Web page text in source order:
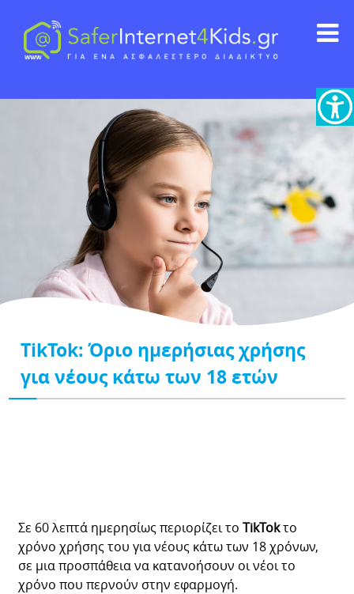
TikTok: Όριο ημερήσιας χρήσης
για νέους κάτω των 18 ετών
Σε 60 λεπτά ημερησίως περιορίζει τοTikTokτο
χρόνο χρήσης του για νέους κάτω των 18 χρόνων,
σε μια προσπάθεια να κατανοήσουν οι νέοι το
χρόνο που περνούν στην εφαρμογή.